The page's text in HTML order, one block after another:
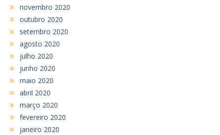
novembro 2020
outubro 2020
setembro 2020
agosto 2020
julho 2020
junho 2020
maio 2020
abril 2020
março 2020
fevereiro 2020
janeiro 2020